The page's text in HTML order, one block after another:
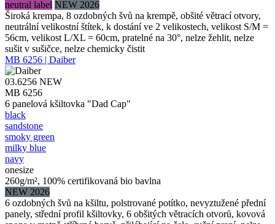
neutral label NEW 2026
Široká krempa, 8 ozdobných švů na krempě, obšité větrací otvory,
neutrální velikostní štítek, k dostání ve 2 velikostech, velikost S/M =
56cm, velikost L/XL = 60cm, pratelné na 30°, nelze žehlit, nelze
sušit v sušičce, nelze chemicky čistit
MB 6256 | Daiber
03.6256 NEW
MB 6256
6 panelová kšiltovka "Dad Cap"
black
sandstone
smoky green
milky blue
navy
onesize
260g/m², 100% certifikovaná bio bavlna
NEW 2026
6 ozdobných švů na kšiltu, polstrované potítko, nevyztužené přední
panely, střední profil kšiltovky, 6 obšitých větracích otvorů, kovová